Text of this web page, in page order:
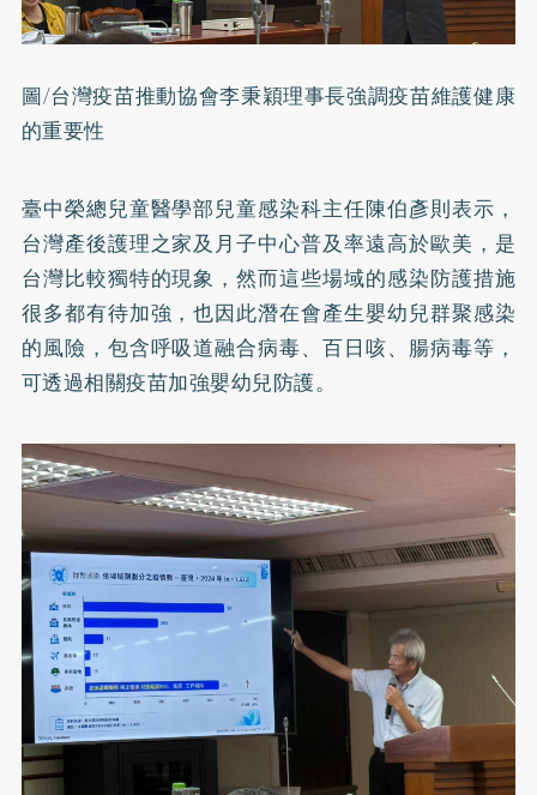
圖/台灣疫苗推動協會李秉穎理事長強調疫苗維護健康
的重要性
臺中榮總兒童醫學部兒童感染科主任陳伯彥則表示，
台灣產後護理之家及月子中心普及率遠高於歐美，是
台灣比較獨特的現象，然而這些場域的感染防護措施
很多都有待加強，也因此潛在會產生嬰幼兒群聚感染
的風險，包含呼吸道融合病毒、百日咳、腸病毒等，
可透過相關疫苗加強嬰幼兒防護。